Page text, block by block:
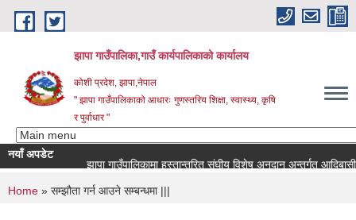
Skip to main content
झापा गाउँपालिका,गाउँ कार्यपालिकाको कार्यालय
कोशी प्रदेश, झापा,नेपाल
" झापा गाउँपालिकाको आधारः गुणस्तरिय शिक्षा, स्वास्थ्य, कृषि
र पुर्वाधार "
नयाँ अपडेट
You are here
Home » सम्झौता गर्न आउने सम्बन्धमा |||